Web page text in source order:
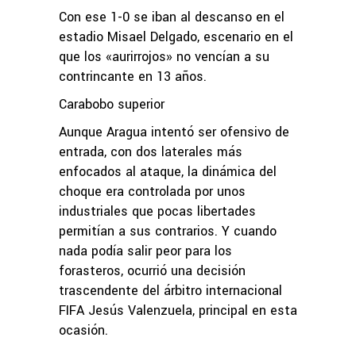
Con ese 1-0 se iban al descanso en el
estadio Misael Delgado, escenario en el
que los «aurirrojos» no vencían a su
contrincante en 13 años.
Carabobo superior
Aunque Aragua intentó ser ofensivo de
entrada, con dos laterales más
enfocados al ataque, la dinámica del
choque era controlada por unos
industriales que pocas libertades
permitían a sus contrarios. Y cuando
nada podía salir peor para los
forasteros, ocurrió una decisión
trascendente del árbitro internacional
FIFA Jesús Valenzuela, principal en esta
ocasión.